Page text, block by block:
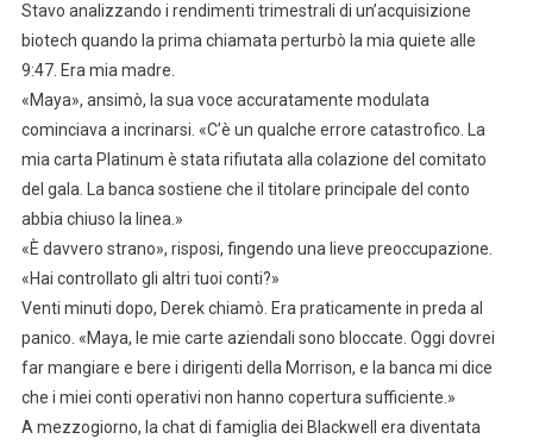
Stavo analizzando i rendimenti trimestrali di un’acquisizione
biotech quando la prima chiamata perturbò la mia quiete alle
9:47. Era mia madre.
«Maya», ansimò, la sua voce accuratamente modulata
cominciava a incrinarsi. «C’è un qualche errore catastrofico. La
mia carta Platinum è stata rifiutata alla colazione del comitato
del gala. La banca sostiene che il titolare principale del conto
abbia chiuso la linea.»
«È davvero strano», risposi, fingendo una lieve preoccupazione.
«Hai controllato gli altri tuoi conti?»
Venti minuti dopo, Derek chiamò. Era praticamente in preda al
panico. «Maya, le mie carte aziendali sono bloccate. Oggi dovrei
far mangiare e bere i dirigenti della Morrison, e la banca mi dice
che i miei conti operativi non hanno copertura sufficiente.»
A mezzogiorno, la chat di famiglia dei Blackwell era diventata